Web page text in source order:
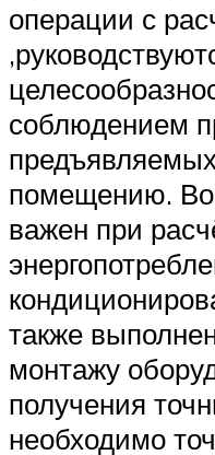
операции с
соблюдением
помещению.
важен при
также
монтажу
получения
необходимо